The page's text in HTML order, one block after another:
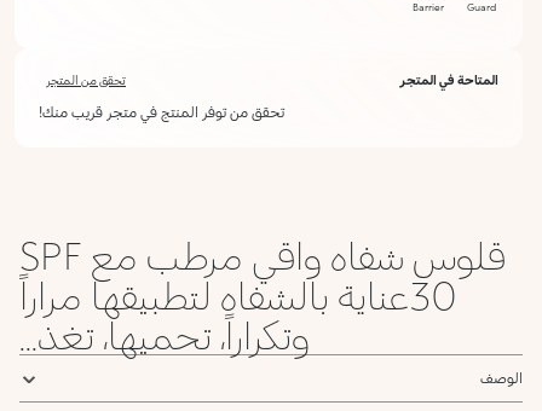
Guard
Barrier
المتاحة في المتجر تحقق من المتجر
تحقق من توفر المنتج في متجر قريب منك!
قلوس شفاه واقي مرطب مع SPF
30عناية بالشفاه لتطبيقها مراراً
وتكراراً، تحميها، تغذ...
الوصف